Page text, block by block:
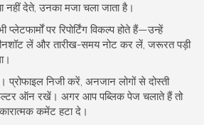
नहीं देते, उनका मजा चला जाता है।
पर रिपोर्टिंग विकल्प होते हैं—उन्हें
लें और तारीख-समय नोट कर लें, जरूरत पड़ी
प्रोफाइल निजी करें, अनजान लोगों से दोस्ती
ऑन रखें। अगर आप पब्लिक पेज चलाते हैं तो
कमेंट हटा दे।